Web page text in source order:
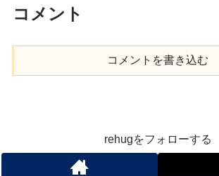
コメント
コメントを書き込む
rehugをフォローする